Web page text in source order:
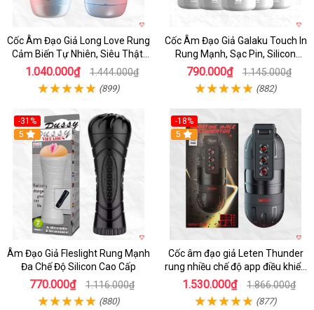
Cốc Âm Đạo Giả Long Love Rung
Cảm Biến Tự Nhiên, Siêu Thật,
Sướng
1.040.000₫ 1.444.000₫
(899)
Cốc Âm Đạo Giả Galaku Touch In
Rung Mạnh, Sạc Pin, Silicon
Mềm
790.000₫ 1.145.000₫
(882)
-31%
5
Âm Đạo Giả Fleslight Rung Mạnh
Đa Chế Độ Silicon Cao Cấp
770.000₫ 1.116.000₫
(880)
-18%
5
Cốc âm đạo giả Leten Thunder
rung nhiều chế độ app điều khiển
tiện lợi
1.530.000₫ 1.866.000₫
(877)